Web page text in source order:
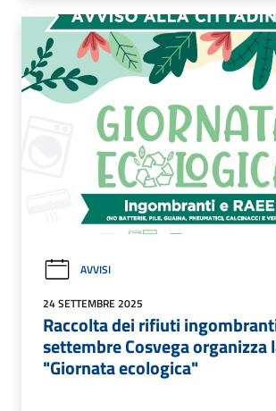
AVVISI
24 SETTEMBRE 2025
Raccolta dei rifiuti
settembre Cosvega organizza
"Giornata ecologica"